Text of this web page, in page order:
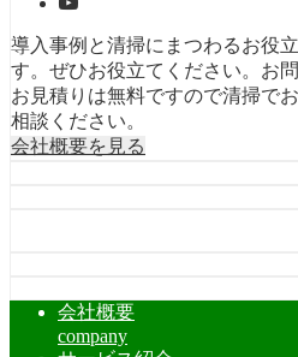
導入事例と清掃にまつわるお役
す。ぜひお役立てください。お
お見積りは無料ですので清掃で
相談ください。
会社概要を見る
会社概要
company